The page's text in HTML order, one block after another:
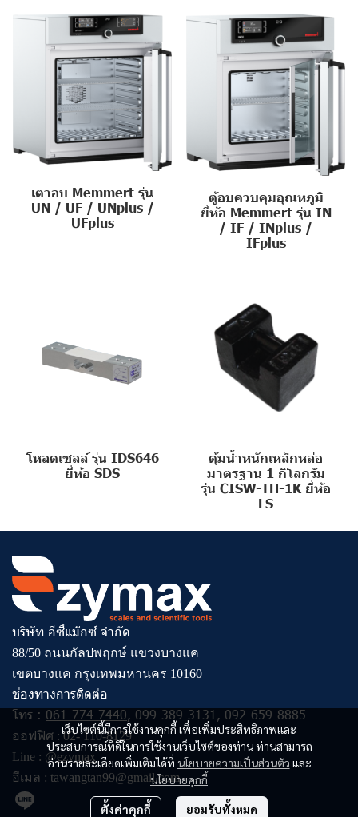
เตาอบ Memmert รุ่น
UN / UF / UNplus /
UFplus
ตู้อบควบคุมอุณหภูมิ
ยี่ห้อ Memmert รุ่น IN
/ IF / INplus /
IFplus
โหลดเซลล์ รุ่น IDS646
ยี่ห้อ SDS
ตุ้มน้ำหนักเหล็กหล่อ
มาตรฐาน 1 กิโลกรัม
รุ่น CISW-TH-1K ยี่ห้อ
LS
เว็บไซต์นี้มีการใช้งานคุกกี้ เพื่อเพิ่มประสิทธิภาพและ
ประสบการณ์ที่ดีในการใช้งานเว็บไซต์ของท่าน ท่านสามารถ
อ่านรายละเอียดเพิ่มเติมได้ที่ นโยบายความเป็นส่วนตัว และ
นโยบายคุกกี้
ตั้งค่าคุกกี้ ยอมรับทั้งหมด
บริษัท อีซี่แม๊กซ์ จำกัด
88/50 ถนนกัลปพฤกษ์ แขวงบางแค
เขตบางแค กรุงเทพมหานคร 10160
ช่องทางการติดต่อ
โทร : 061-774-7440, 099-389-3131, 092-659-8885
ออฟฟิศ :02- 110-8129
Line : @ezymax
อีเมล : tawangtan99@gmail.com